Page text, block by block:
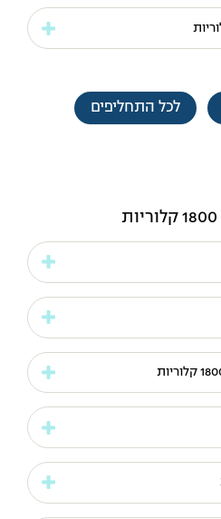
לכל התחליפים